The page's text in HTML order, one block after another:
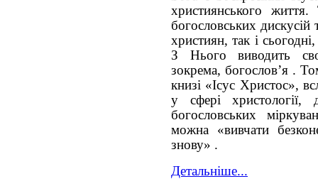
християнського
богословських
християн, так і
З Нього виводить
зокрема, богослов’я .
книзі «Ісус Христос»,
у сфері
богословських
можна «вивчати
знову» .
Детальніше...